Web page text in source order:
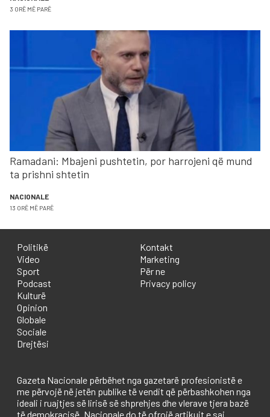
3 ORË MË PARË
Ramadani: Mbajeni pushtetin, por harrojeni që mund
ta prishni shtetin
NACIONALE
13 ORË MË PARË
Politikë
Video
Sport
Podcast
Kulturë
Opinion
Globale
Sociale
Drejtësi
Kontakt
Marketing
Për ne
Privacy policy
Gazeta Nacionale përbëhet nga gazetarë profesionistë e
me përvojë në jetën publike të vendit që përbashkohen nga
ideali i ruajtjes së lirisë së shprehjes dhe vlerave tjera bazë
të demokracisë. Nacionale do të ofrojë artikujt e saj